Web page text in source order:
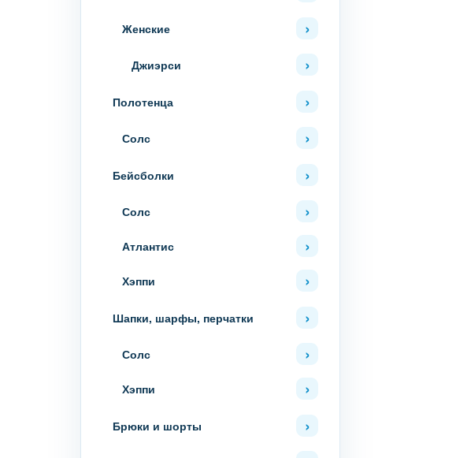
Женские
Джиэрси
Полотенца
Солс
Бейсболки
Солс
Атлантис
Хэппи
Шапки, шарфы, перчатки
Солс
Хэппи
Брюки и шорты